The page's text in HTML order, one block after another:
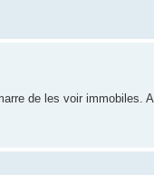
de les voir